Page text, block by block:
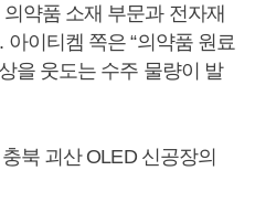
약품 소재 부문과 전자재
이티켐 쪽은 “의약품 원료
을 웃도는 수주 물량이 발
북 괴산 OLED 신공장의